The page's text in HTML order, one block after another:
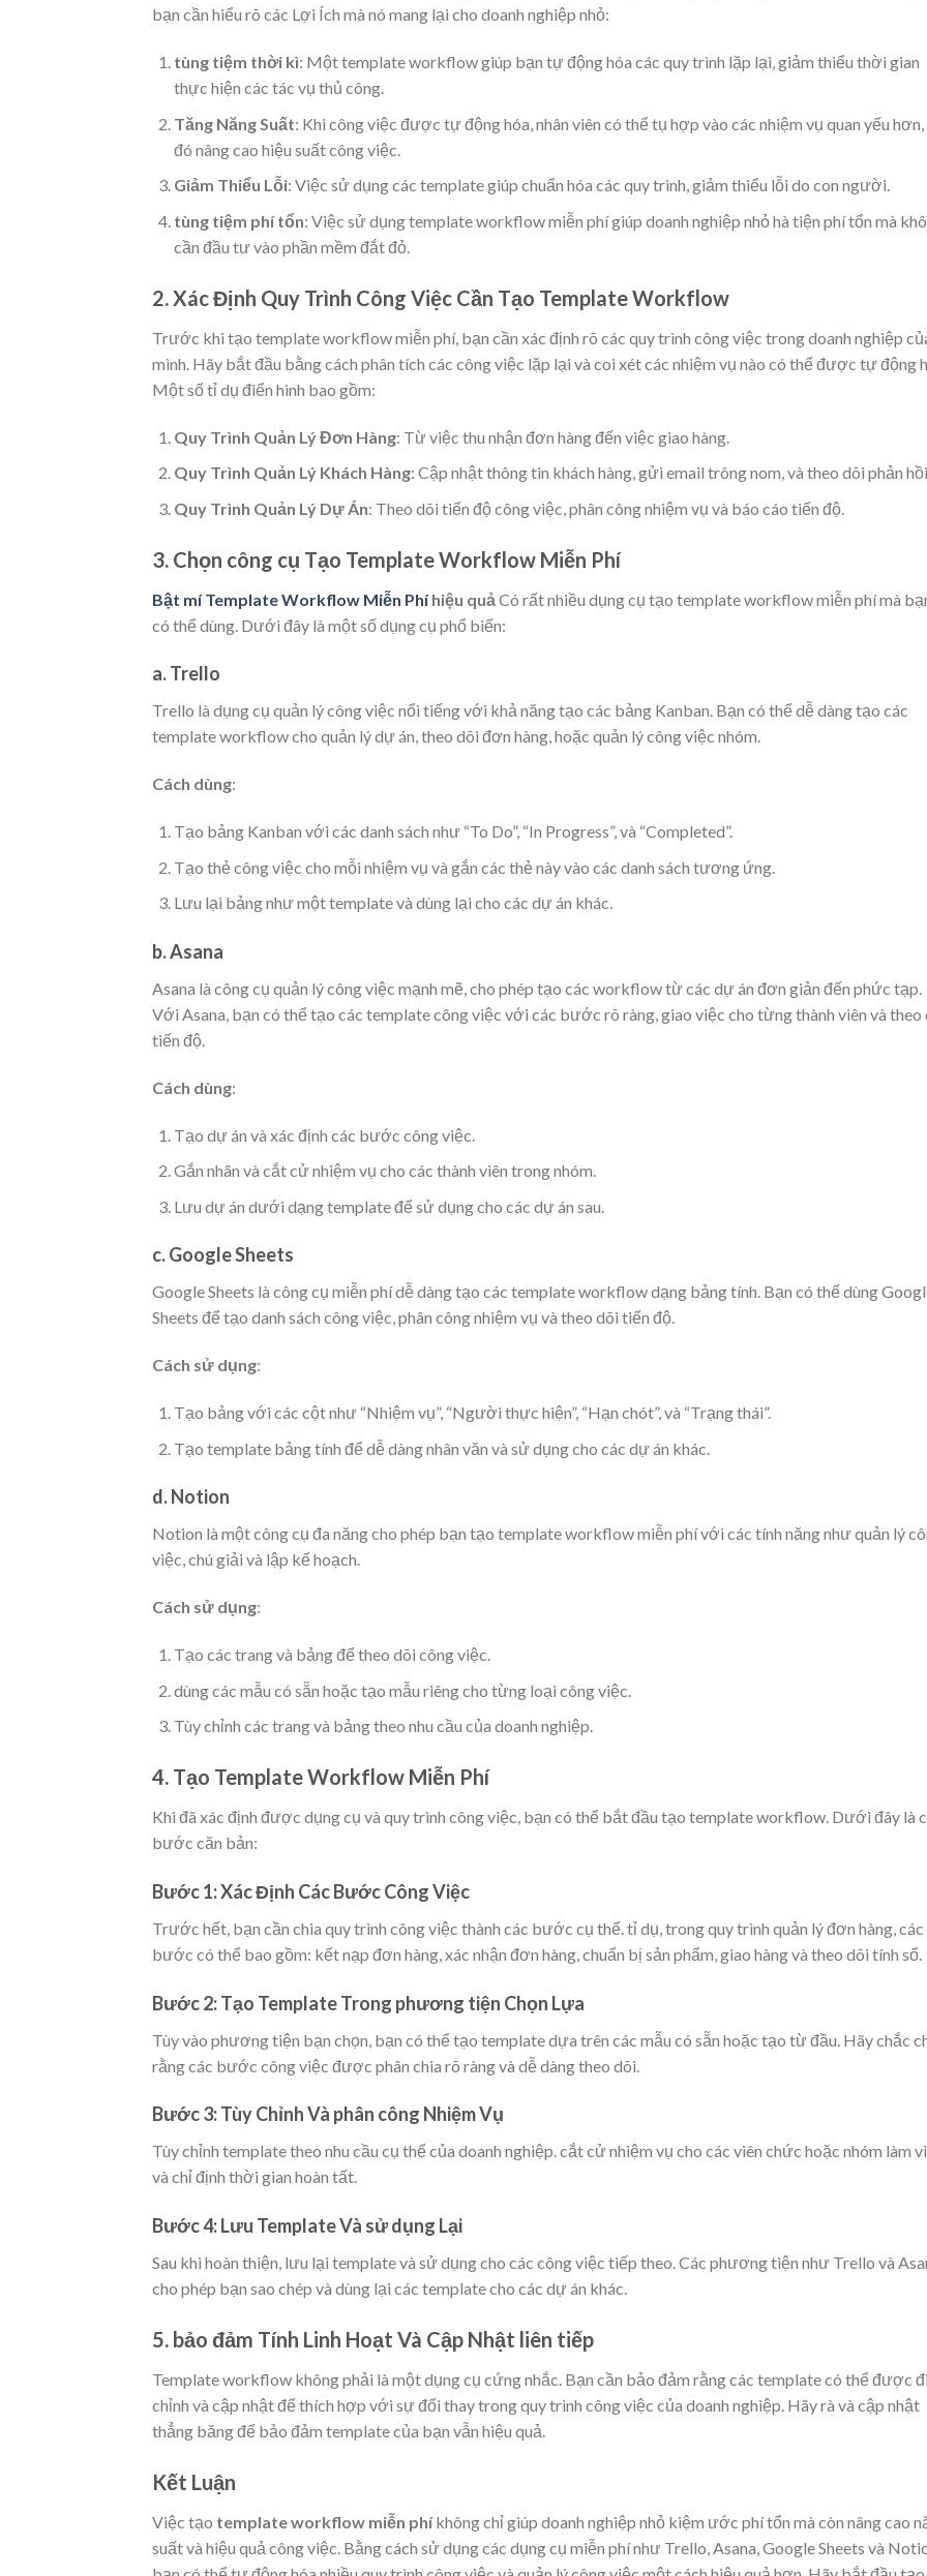
bạn cần hiểu rõ các Lợi Ích mà nó mang lại cho doanh nghiệp nhỏ:
tùng tiệm thời kì: Một template workflow giúp bạn tự động hóa các quy trình lặp lại, giảm thiểu thời gian
thực hiện các tác vụ thủ công.
Tăng Năng Suất: Khi công việc được tự động hóa, nhân viên có thể tụ hợp vào các nhiệm vụ quan yếu
đó nâng cao hiệu suất công việc.
Giảm Thiểu Lỗi: Việc sử dụng các template giúp chuẩn hóa các quy trình, giảm thiểu lỗi do con người.
tùng tiệm phí tổn: Việc sử dụng template workflow miễn phí giúp doanh nghiệp nhỏ hà tiện phí tổn mà
cần đầu tư vào phần mềm đắt đỏ.
2. Xác Định Quy Trình Công Việc Cần Tạo Template Workflow
Trước khi tạo template workflow miễn phí, bạn cần xác định rõ các quy trình công việc trong doanh nghiệp
mình. Hãy bắt đầu bằng cách phân tích các công việc lặp lại và coi xét các nhiệm vụ nào có thể được tự động
Một số tỉ dụ điển hình bao gồm:
Quy Trình Quản Lý Đơn Hàng: Từ việc thu nhận đơn hàng đến việc giao hàng.
Quy Trình Quản Lý Khách Hàng: Cập nhật thông tin khách hàng, gửi email trông nom, và theo dõi phản
Quy Trình Quản Lý Dự Án: Theo dõi tiến độ công việc, phân công nhiệm vụ và báo cáo tiến độ.
3. Chọn công cụ Tạo Template Workflow Miễn Phí
Bật mí Template Workflow Miễn Phíhiệu quả Có rất nhiều dụng cụ tạo template workflow miễn phí mà
có thể dùng. Dưới đây là một số dụng cụ phổ biến:
a. Trello
Trello là dụng cụ quản lý công việc nổi tiếng với khả năng tạo các bảng Kanban. Bạn có thể dễ dàng tạo các
template workflow cho quản lý dự án, theo dõi đơn hàng, hoặc quản lý công việc nhóm.
Cách dùng:
Tạo bảng Kanban với các danh sách như “To Do”, “In Progress”, và “Completed”.
Tạo thẻ công việc cho mỗi nhiệm vụ và gắn các thẻ này vào các danh sách tương ứng.
Lưu lại bảng như một template và dùng lại cho các dự án khác.
b. Asana
Asana là công cụ quản lý công việc mạnh mẽ, cho phép tạo các workflow từ các dự án đơn giản đến phức tạp.
Với Asana, bạn có thể tạo các template công việc với các bước rõ ràng, giao việc cho từng thành viên và theo
tiến độ.
Cách dùng:
Tạo dự án và xác định các bước công việc.
Gắn nhãn và cắt cử nhiệm vụ cho các thành viên trong nhóm.
Lưu dự án dưới dạng template để sử dụng cho các dự án sau.
c. Google Sheets
Google Sheets là công cụ miễn phí dễ dàng tạo các template workflow dạng bảng tính. Bạn có thể dùng
Sheets để tạo danh sách công việc, phân công nhiệm vụ và theo dõi tiến độ.
Cách sử dụng:
Tạo bảng với các cột như “Nhiệm vụ”, “Người thực hiện”, “Hạn chót”, và “Trạng thái”.
Tạo template bảng tính để dễ dàng nhân văn và sử dụng cho các dự án khác.
d. Notion
Notion là một công cụ đa năng cho phép bạn tạo template workflow miễn phí với các tính năng như quản lý
việc, chú giải và lập kế hoạch.
Cách sử dụng:
Tạo các trang và bảng để theo dõi công việc.
dùng các mẫu có sẵn hoặc tạo mẫu riêng cho từng loại công việc.
Tùy chỉnh các trang và bảng theo nhu cầu của doanh nghiệp.
4. Tạo Template Workflow Miễn Phí
Khi đã xác định được dụng cụ và quy trình công việc, bạn có thể bắt đầu tạo template workflow. Dưới đây là
bước căn bản:
Bước 1: Xác Định Các Bước Công Việc
Trước hết, bạn cần chia quy trình công việc thành các bước cụ thể. tỉ dụ, trong quy trình quản lý đơn hàng, các
bước có thể bao gồm: kết nạp đơn hàng, xác nhận đơn hàng, chuẩn bị sản phẩm, giao hàng và theo dõi tính sổ.
Bước 2: Tạo Template Trong phương tiện Chọn Lựa
Tùy vào phương tiện bạn chọn, bạn có thể tạo template dựa trên các mẫu có sẵn hoặc tạo từ đầu. Hãy chắc
rằng các bước công việc được phân chia rõ ràng và dễ dàng theo dõi.
Bước 3: Tùy Chỉnh Và phân công Nhiệm Vụ
Tùy chỉnh template theo nhu cầu cụ thể của doanh nghiệp. cắt cử nhiệm vụ cho các viên chức hoặc nhóm làm
và chỉ định thời gian hoàn tất.
Bước 4: Lưu Template Và sử dụng Lại
Sau khi hoàn thiện, lưu lại template và sử dụng cho các công việc tiếp theo. Các phương tiện như Trello và
cho phép bạn sao chép và dùng lại các template cho các dự án khác.
5. bảo đảm Tính Linh Hoạt Và Cập Nhật liên tiếp
Template workflow không phải là một dụng cụ cứng nhắc. Bạn cần bảo đảm rằng các template có thể được
chỉnh và cập nhật để thích hợp với sự đổi thay trong quy trình công việc của doanh nghiệp. Hãy rà và cập nhật
thẳng băng để bảo đảm template của bạn vẫn hiệu quả.
Kết Luận
Việc tạo template workflow miễn phíkhông chỉ giúp doanh nghiệp nhỏ kiệm ước phí tổn mà còn nâng cao
suất và hiệu quả công việc. Bằng cách sử dụng các dụng cụ miễn phí như Trello, Asana, Google Sheets và